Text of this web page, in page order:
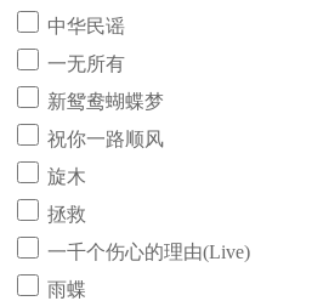
中华民谣
一无所有
新鸳鸯蝴蝶梦
祝你一路顺风
旋木
拯救
一千个伤心的理由(Live)
雨蝶